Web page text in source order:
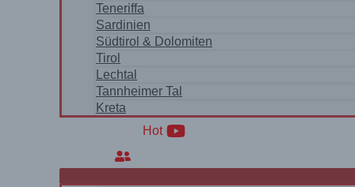
Teneriffa
Sardinien
Südtirol & Dolomiten
Tirol
Lechtal
Tannheimer Tal
Kreta
Hot